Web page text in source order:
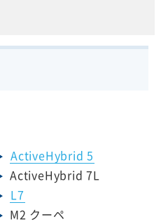
ActiveHybrid 5
ActiveHybrid 7L
L7
M2 クーペ